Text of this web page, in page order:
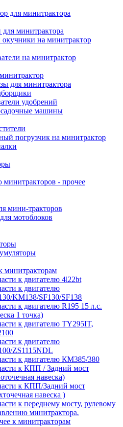
для минитрактора
минитрактора
на минитрактор
на минитрактор
для минитрактора
удобрений
машины
погрузчик на минитрактор
минитракторов - прочее
мини-тракторов
мотоблоков
минитракторам
к двигателю 4l22bt
к двигателю
KM138/SF130/SF138
к двигателю R195 15 л.с.
1 точка)
к двигателю TY295IT,
к двигателю
ZS1115NDL
к двигателю КМ385/380
к КПП / Задний мост
навеска)
к КПП/Задний мост
навеска )
к переднему мосту, рулевому
минитрактора.
к минитракторам